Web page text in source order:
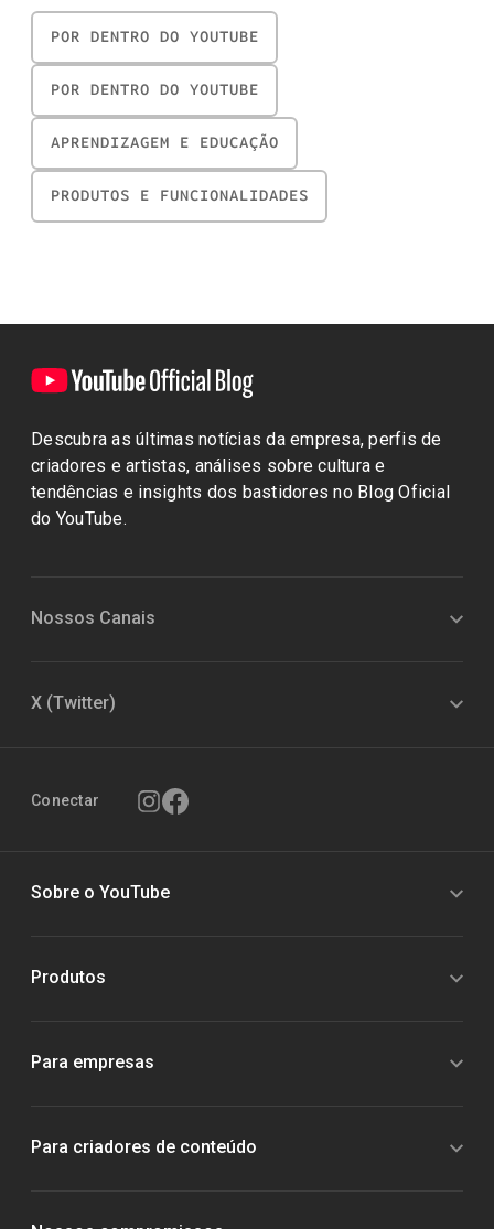
POR DENTRO DO YOUTUBE
POR DENTRO DO YOUTUBE
APRENDIZAGEM E EDUCAÇÃO
PRODUTOS E FUNCIONALIDADES
Descubra as últimas notícias da empresa, perfis de
criadores e artistas, análises sobre cultura e
tendências e insights dos bastidores no Blog Oficial
do YouTube.
Nossos Canais
X (Twitter)
Conectar
Sobre o YouTube
Produtos
Para empresas
Para criadores de conteúdo